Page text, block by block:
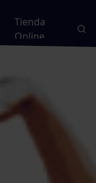
Tienda
Online